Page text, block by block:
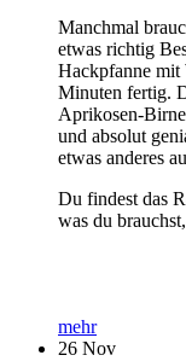
Manchmal
etwas richtig
Hackpfanne mit
Minuten fertig.
Aprikosen-
und absolut
etwas anderes
Du findest das
was du
mehr
26 Nov